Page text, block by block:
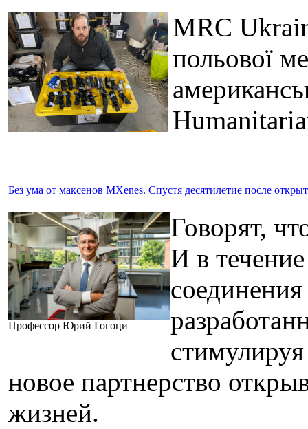
MRC
польової
Без ума от максенов MXenes. Спустя десятилетие после
Профессор Юрий Гогоци
Говорят,
И в
новое партнерство
жизней.